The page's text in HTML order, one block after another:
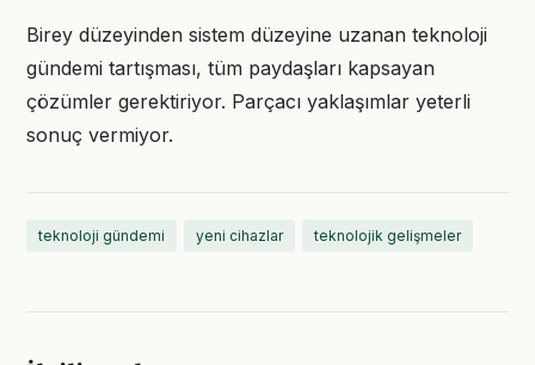
Birey düzeyinden sistem düzeyine uzanan teknoloji
gündemi tartışması, tüm paydaşları kapsayan
çözümler gerektiriyor. Parçacı yaklaşımlar yeterli
sonuç vermiyor.
teknoloji gündemi yeni cihazlar teknolojik gelişmeler